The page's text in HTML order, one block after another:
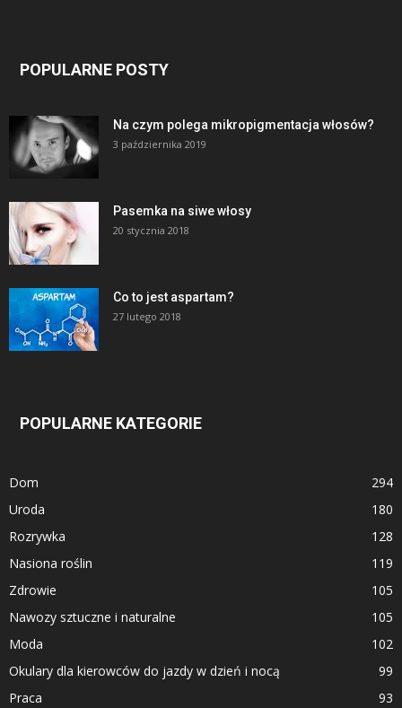
POPULARNE POSTY
Na czym polega mikropigmentacja włosów?
3 października 2019
Pasemka na siwe włosy
20 stycznia 2018
Co to jest aspartam?
27 lutego 2018
POPULARNE KATEGORIE
Dom
294
Uroda
180
Rozrywka
128
Nasiona roślin
119
Zdrowie
105
Nawozy sztuczne i naturalne
105
Moda
102
Okulary dla kierowców do jazdy w dzień i nocą
99
Praca
93